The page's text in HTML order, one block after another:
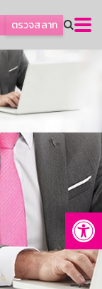
ตรวจสลาก